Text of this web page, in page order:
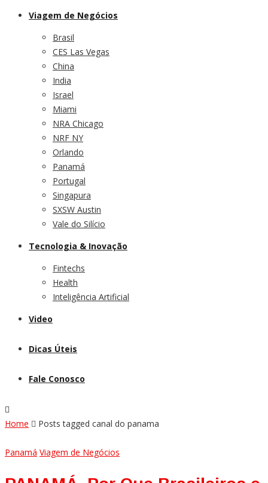
Viagem de Negócios
Brasil
CES Las Vegas
China
India
Israel
Miami
NRA Chicago
NRF NY
Orlando
Panamá
Portugal
Singapura
SXSW Austin
Vale do Silício
Tecnologia & Inovação
Fintechs
Health
Inteligência Artificial
Video
Dicas Úteis
Fale Conosco
Home Posts tagged canal do panama
Panamá Viagem de Negócios